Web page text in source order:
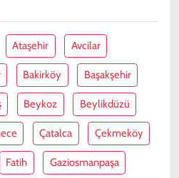
Ataşehir Avcilar
Bakirköy Başakşehir
Beykoz Beylikdüzü
Çatalca Çekmeköy
Fatih Gaziosmanpaşa